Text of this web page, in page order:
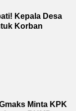
Kepala Desa
Korban
Minta KPK